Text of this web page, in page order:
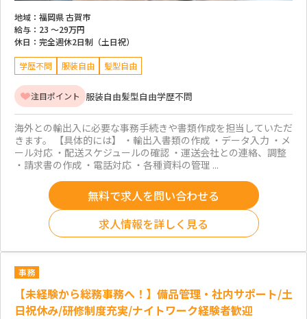
地域： 福岡県 古賀市
給与： 23 ～29万円
休日： 完全週休2日制（土日祝）
学歴不問 服装自由 髪型自由
注目ポイント 服装自由髪型自由学歴不問
海外との輸出入に必要な事務手続きや書類作成を担当していただ
きます。 【具体的には】 ・輸出入書類の作成 ・データ入力 ・メ
ール対応 ・配送スケジュールの確認 ・運送会社との連絡、調整
・請求書の作成 ・電話対応 ・各種資料の管理 ...
無料で求人を問い合わせる
求人情報を詳しく見る
事務
【未経験から総務事務へ！】備品管理・社内サポート/土
日祝休み/研修制度充実/ナイトワーク経験者歓迎